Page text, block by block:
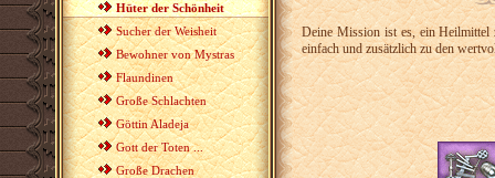
Hüter der Schönheit
Sucher der Weisheit
Bewohner von Mystras
Flaundinen
Große Schlachten
Göttin Aladeja
Gott der Toten ...
Große Drachen
Deine Mission ist es, ein Heilmittel
einfach und zusätzlich zu den